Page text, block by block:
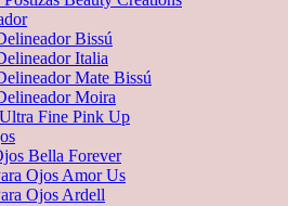
Bissú
Italia
Mate Bissú
Moira
Fine Pink Up
Bella Forever
Ojos Amor Us
Ojos Ardell